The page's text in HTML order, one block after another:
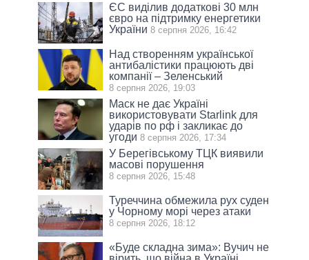
ЄС виділив додаткові 30 млн
євро на підтримку енергетики
України 8 серпня 2026, 16:42
Над створенням української
антибалістики працюють дві
компанії – Зеленський
8 серпня 2026, 19:03
Маск не дає Україні
використовувати Starlink для
ударів по рф і закликає до
угоди 8 серпня 2026, 17:34
У Берегівському ТЦК виявили
масові порушення
8 серпня 2026, 15:48
Туреччина обмежила рух суден
у Чорному морі через атаки
8 серпня 2026, 18:12
«Буде складна зима»: Вучич не